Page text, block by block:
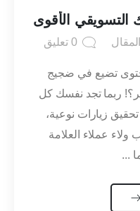
التسويقي الأقوى
0 تعليق
تضيع في ضجيج
ربما تجد نفسك كل
زيارات نوعية،
عملاء العلامة
...